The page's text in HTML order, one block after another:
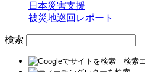
日本災害支援
被災地巡回レポート
検索